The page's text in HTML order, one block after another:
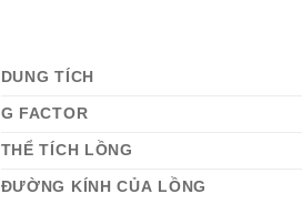
DUNG TÍCH
G FACTOR
THỂ TÍCH LỒNG
ĐƯỜNG KÍNH CỦA LỒNG